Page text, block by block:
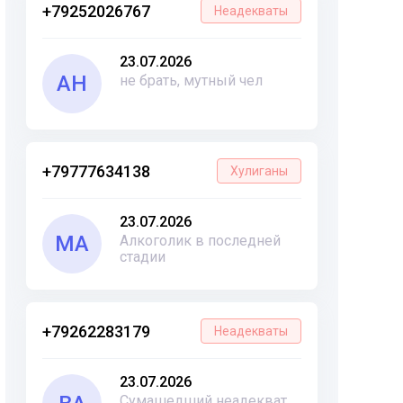
+79252026767 Неадекваты
АН
23.07.2026
не брать, мутный чел
+79777634138 Хулиганы
МА
23.07.2026
Алкоголик в последней
стадии
+79262283179 Неадекваты
23.07.2026